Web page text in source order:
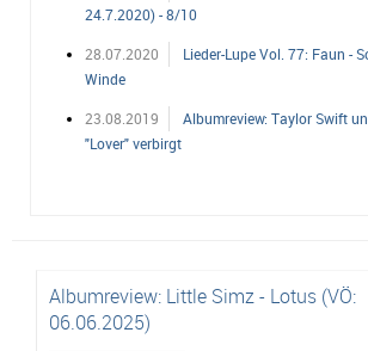
24.7.2020) - 8/10
28.07.2020
Lieder-Lupe Vol. 77: Faun -
Winde
23.08.2019
Albumreview: Taylor Swift
"Lover" verbirgt
Albumreview: Little Simz - Lotus (VÖ:
06.06.2025)